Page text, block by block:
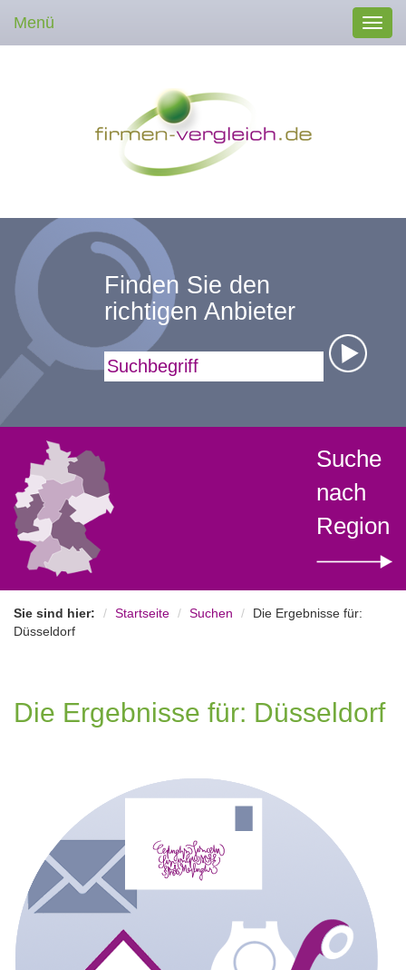
Menü
Finden Sie den
richtigen Anbieter
Suchbegriff
Suche
nach
Region
Sie sind hier: Startseite Suchen
Die Ergebnisse für:
Düsseldorf
Die Ergebnisse für: Düsseldorf